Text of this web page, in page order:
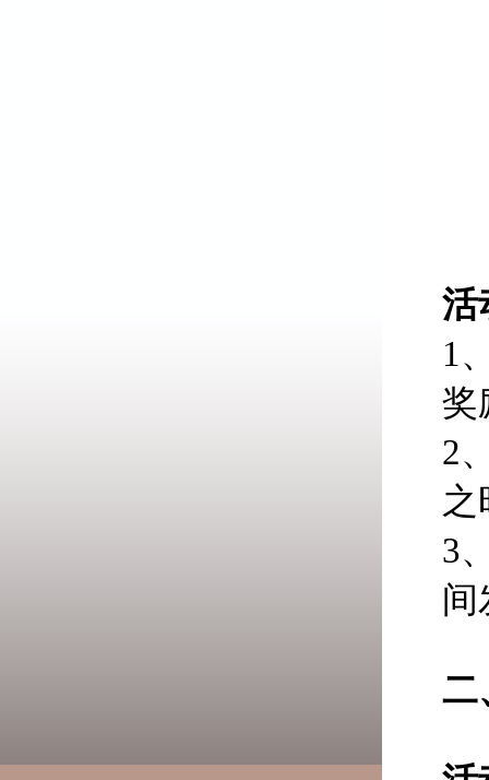
活
1
奖
2
之
3
间
二